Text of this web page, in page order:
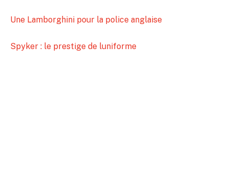
Une Lamborghini pour la police anglaise
Spyker : le prestige de luniforme